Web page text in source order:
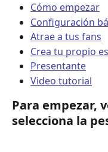
Cómo empezar
Configuración
Atrae a tus fans
Crea tu propio
Presentante
Video tutorial
Para empezar,
selecciona la